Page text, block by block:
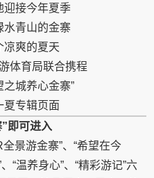
迎接今年夏季
水青山的金寨
凉爽的夏天
体育局联合携程
之城养心金寨”
夏专辑页面
即可进入
景游金寨”、“希望在今
“温养身心”、“精彩游记”六